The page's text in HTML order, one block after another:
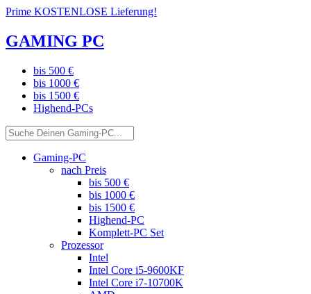
Prime KOSTENLOSE Lieferung!
GAMING PC
bis 500 €
bis 1000 €
bis 1500 €
Highend-PCs
Gaming-PC
nach Preis
bis 500 €
bis 1000 €
bis 1500 €
Highend-PC
Komplett-PC Set
Prozessor
Intel
Intel Core i5-9600KF
Intel Core i7-10700K